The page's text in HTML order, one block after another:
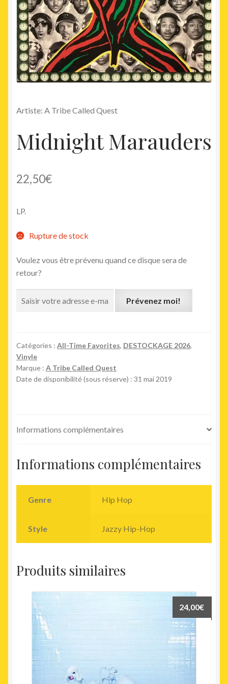
Artiste: A Tribe Called Quest
Midnight Marauders
22,50€
LP.
Rupture de stock
Voulez vous être prévenu quand ce disque sera de
retour?
Prévenez moi!
Catégories : All-Time Favorites, DESTOCKAGE 2026,
Vinyle
Marque : A Tribe Called Quest
Date de disponibilité (sous réserve) : 31 mai 2019
Informations complémentaires
Informations complémentaires
Genre Hip Hop
Style Jazzy Hip-Hop
Produits similaires
24,00€